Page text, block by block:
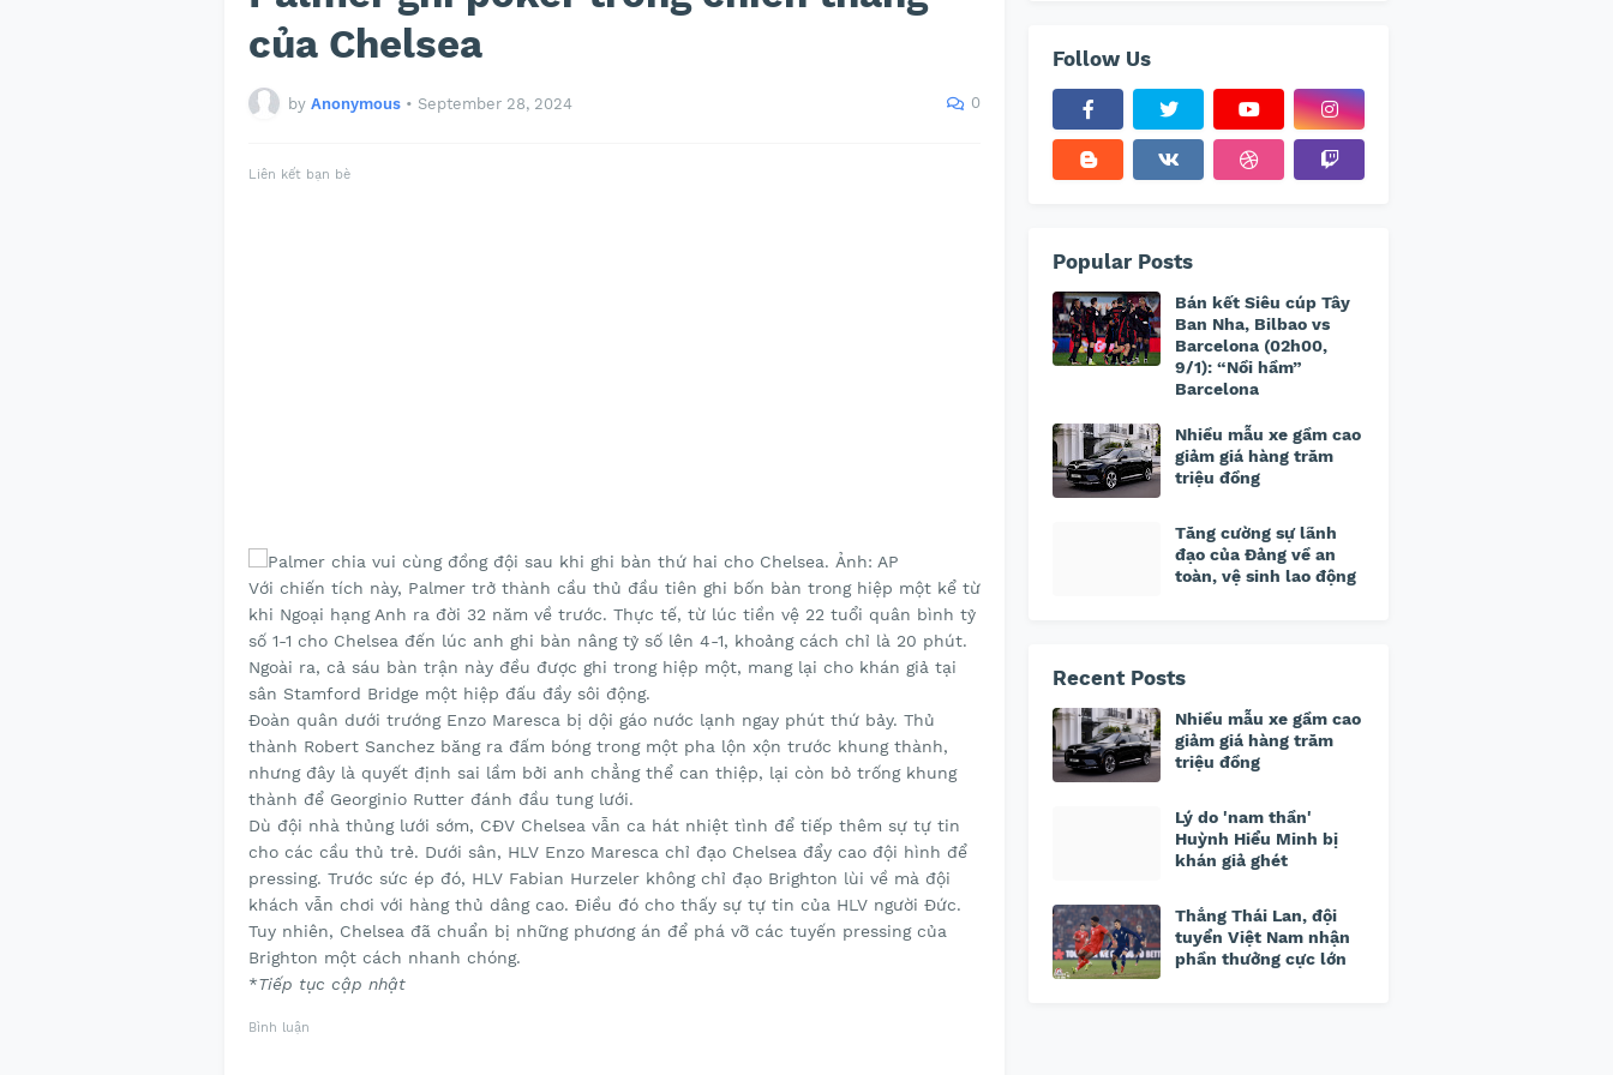
của Chelsea
by Anonymous • September 28, 2024 0
Liên kết bạn bè
Với chiến tích này, Palmer trở thành cầu thủ đầu tiên ghi bốn bàn trong hiệp một kể từ
khi Ngoại hạng Anh ra đời 32 năm về trước. Thực tế, từ lúc tiền vệ 22 tuổi quân bình tỷ
số 1-1 cho Chelsea đến lúc anh ghi bàn nâng tỷ số lên 4-1, khoảng cách chỉ là 20 phút.
Ngoài ra, cả sáu bàn trận này đều được ghi trong hiệp một, mang lại cho khán giả tại
sân Stamford Bridge một hiệp đấu đầy sôi động.
Đoàn quân dưới trướng Enzo Maresca bị dội gáo nước lạnh ngay phút thứ bảy. Thủ
thành Robert Sanchez băng ra đấm bóng trong một pha lộn xộn trước khung thành,
nhưng đây là quyết định sai lầm bởi anh chẳng thể can thiệp, lại còn bỏ trống khung
thành để Georginio Rutter đánh đầu tung lưới.
Dù đội nhà thủng lưới sớm, CĐV Chelsea vẫn ca hát nhiệt tình để tiếp thêm sự tự tin
cho các cầu thủ trẻ. Dưới sân, HLV Enzo Maresca chỉ đạo Chelsea đẩy cao đội hình để
pressing. Trước sức ép đó, HLV Fabian Hurzeler không chỉ đạo Brighton lùi về mà đội
khách vẫn chơi với hàng thủ dâng cao. Điều đó cho thấy sự tự tin của HLV người Đức.
Tuy nhiên, Chelsea đã chuẩn bị những phương án để phá vỡ các tuyến pressing của
Brighton một cách nhanh chóng.
*Tiếp tục cập nhật
Bình luận
Follow Us
Popular Posts
Bán kết Siêu cúp Tây
Ban Nha, Bilbao vs
Barcelona (02h00,
9/1): “Nồi hầm”
Barcelona
Nhiều mẫu xe gầm cao
giảm giá hàng trăm
triệu đồng
Tăng cường sự lãnh
đạo của Đảng về an
toàn, vệ sinh lao động
Recent Posts
Nhiều mẫu xe gầm cao
giảm giá hàng trăm
triệu đồng
Lý do 'nam thần'
Huỳnh Hiểu Minh bị
khán giả ghét
Thắng Thái Lan, đội
tuyển Việt Nam nhận
phần thưởng cực lớn